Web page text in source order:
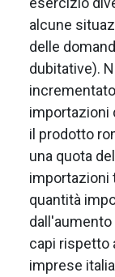
alcune
delle
dubitative).
importazioni
il prodotto
una quota
importazioni
quantità
dall'aumento
capi rispetto
imprese